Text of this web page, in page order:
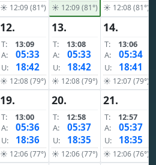
☀ 12:09 (81°) ☀ 12:09 (81°) ☀ 12:08 (81°)
12.
T:
13:09
A:
05:33
U: 18:42
☀ 12:08 (79°)
13.
T:
13:08
A:
05:33
U: 18:42
☀ 12:08 (79°)
14.
T:
13:06
A:
05:34
U: 18:41
☀ 12:07 (79°)
19.
T:
13:00
A:
05:36
U: 18:36
☀ 12:06 (77°)
20.
T:
12:58
A:
05:37
U: 18:35
☀ 12:06 (77°)
21.
T:
12:57
A:
05:37
U: 18:35
☀ 12:06 (76°)